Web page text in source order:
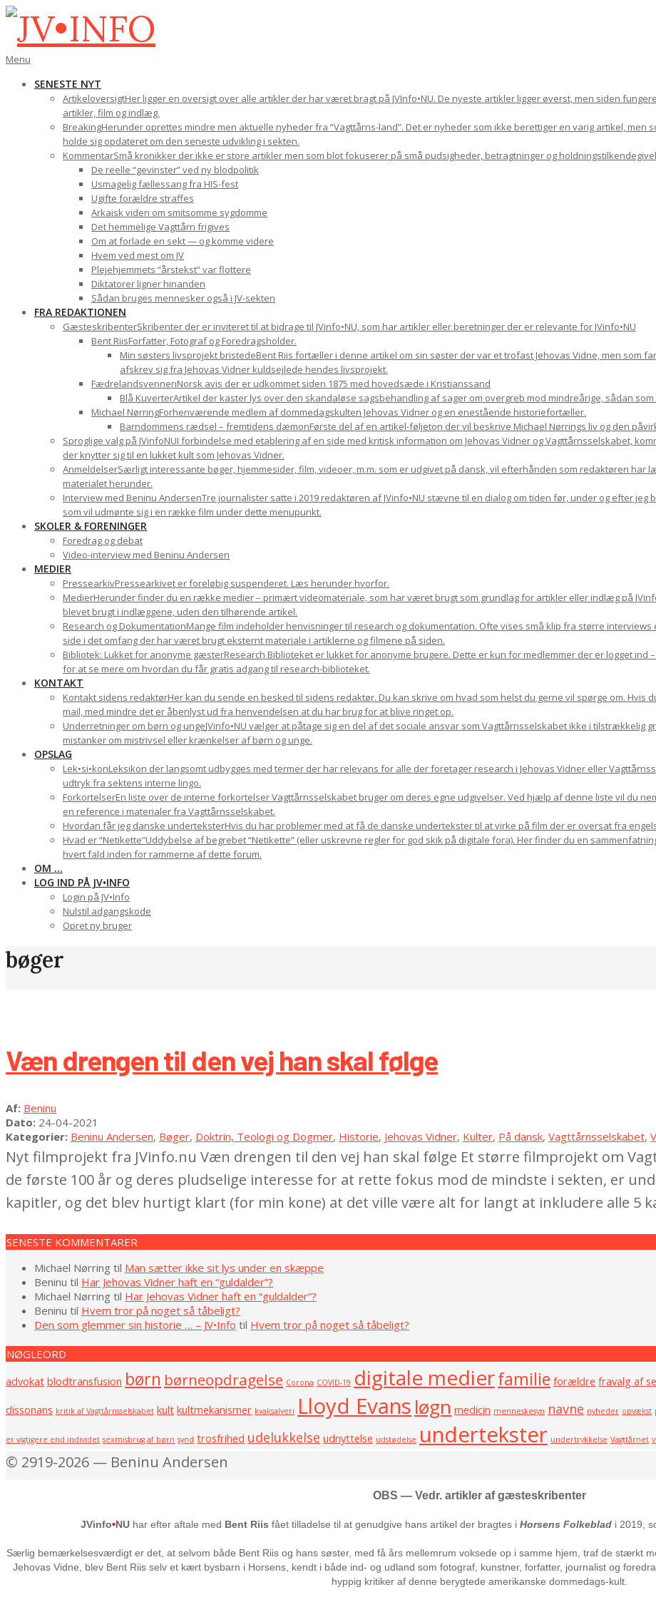
Gå
indhold
JV•INFO
Den
navigations-
Menu
SENESTE NYT
ArtikeloversigtHer ligger en oversigt over alle artikler der har været bragt på JVInfo•NU. De nyeste artikler ligger øverst, men siden
artikler, film og indlæg.
BreakingHerunder oprettes mindre men aktuelle nyheder fra “Vagttårns-land”. Det er nyheder som ikke berettiger en varig artikel,
holde sig opdateret om den seneste udvikling i sekten.
KommentarSmå kronikker der ikke er store artikler men som blot fokuserer på små pudsigheder, betragtninger og
De reelle “gevinster” ved ny blodpolitik
Usmagelig fællessang fra HIS-fest
Ugifte forældre straffes
Arkaisk viden om smitsomme sygdomme
Det hemmelige Vagttårn frigives
Om at forlade en sekt — og komme videre
Hvem ved mest om JV
Plejehjemmets “årstekst” var flottere
Diktatorer ligner hinanden
Sådan bruges mennesker også i JV-sekten
FRA REDAKTIONEN
GæsteskribenterSkribenter der er inviteret til at bidrage til JVinfo•NU, som har artikler eller beretninger der er relevante for JVinfo•NU
Bent RiisForfatter, Fotograf og Foredragsholder.
Min søsters livsprojekt bristedeBent Riis fortæller i denne artikel om sin søster der var et trofast Jehovas Vidne, men som
afskrev sig fra Jehovas Vidner kuldsejlede hendes livsprojekt.
FædrelandsvennenNorsk avis der er udkommet siden 1875 med hovedsæde i Kristianssand
Blå KuverterArtikel der kaster lys over den skandaløse sagsbehandling af sager om overgreb mod mindreårige, sådan
Michael NørringForhenværende medlem af dommedagskulten Jehovas Vidner og en enestående historiefortæller.
Barndommens rædsel – fremtidens dæmonFørste del af en artikel-føljeton der vil beskrive Michael Nørrings liv og den
Sproglige valg på JVinfoNUI forbindelse med etablering af en side med kritisk information om Jehovas Vidner og Vagttårnsselskabet,
der knytter sig til en lukket kult som Jehovas Vidner.
AnmeldelserSærligt interessante bøger, hjemmesider, film, videoer, m.m. som er udgivet på dansk, vil efterhånden som redaktøren
materialet herunder.
Interview med Beninu AndersenTre journalister satte i 2019 redaktøren af JVinfo•NU stævne til en dialog om tiden før, under og efter
som vil udmønte sig i en række film under dette menupunkt.
SKOLER & FORENINGER
Foredrag og debat
Video-interview med Beninu Andersen
MEDIER
PressearkivPressearkivet er foreløbig suspenderet. Læs herunder hvorfor.
MedierHerunder finder du en række medier – primært videomateriale, som har været brugt som grundlag for artikler eller indlæg på
blevet brugt i indlæggene, uden den tilhørende artikel.
Research og DokumentationMange film indeholder henvisninger til research og dokumentation. Ofte vises små klip fra større
side i det omfang der har været brugt eksternt materiale i artiklerne og filmene på siden.
Bibliotek: Lukket for anonyme gæsterResearch Biblioteket er lukket for anonyme brugere. Dette er kun for medlemmer der er logget ind
for at se mere om hvordan du får gratis adgang til research-biblioteket.
KONTAKT
Kontakt sidens redaktørHer kan du sende en besked til sidens redaktør. Du kan skrive om hvad som helst du gerne vil spørge om.
mail, med mindre det er åbenlyst ud fra henvendelsen at du har brug for at blive ringet op.
Underretninger om børn og ungeJVinfo•NU vælger at påtage sig en del af det sociale ansvar som Vagttårnsselskabet ikke i
mistanker om mistrivsel eller krænkelser af børn og unge.
OPSLAG
Lek•si•konLeksikon der langsomt udbygges med termer der har relevans for alle der foretager research i Jehovas Vidner eller
udtryk fra sektens interne lingo.
ForkortelserEn liste over de interne forkortelser Vagttårnsselskabet bruger om deres egne udgivelser. Ved hjælp af denne liste vil du
en reference i materialer fra Vagttårnsselskabet.
Hvordan får jeg danske underteksterHvis du har problemer med at få de danske undertekster til at virke på film der er oversat fra
Hvad er “Netikette”Uddybelse af begrebet “Netikette” (eller uskrevne regler for god skik på digitale fora). Her finder du en
hvert fald inden for rammerne af dette forum.
OM …
LOG IND PÅ JV•INFO
Login på JV•Info
Nulstil adgangskode
Opret ny bruger
bøger
Væn drengen til den vej han skal følge
2021-
04-
24
Af: Beninu
Dato: 24-04-2021
Kategorier: Beninu Andersen, Bøger, Doktrin, Teologi og Dogmer, Historie, Jehovas Vidner, Kulter, På dansk, Vagttårnsselskabet,
Nyt filmprojekt fra JVinfo.nu Væn drengen til den vej han skal følge Et større filmprojekt om
de første 100 år og deres pludselige interesse for at rette fokus mod de mindste i sekten, er
kapitler, og det blev hurtigt klart (for min kone) at det ville være alt for langt at inkludere alle 5
SENESTE KOMMENTARER
Michael Nørring til Man sætter ikke sit lys under en skæppe
Beninu til Har Jehovas Vidner haft en “guldalder”?
Michael Nørring til Har Jehovas Vidner haft en “guldalder”?
Beninu til Hvem tror på noget så tåbeligt?
Den som glemmer sin historie … – JV•Info til Hvem tror på noget så tåbeligt?
NØGLEORD
advokat blodtransfusion børn børneopdragelse Corona COVID-19 digitale medierfamilie forældre fravalg af
dissonans kritik af Vagttårnsselskabet kult kultmekanismer kvaksalveri Lloyd Evansløgn medicin menneskesyn navne nyheder opvækst
er vigtigere end individet sexmisbrug af børn synd trosfrihed udelukkelse udnyttelse udstødelse undertekster undertrykkelse Vagttårnet
© 2919-2026 — Beninu Andersen
OBS — Vedr. artikler af gæsteskribenter
JVinfo•NU har efter aftale med Bent Riis fået tilladelse til at genudgive hans artikel der bragtes i Horsens Folkeblad i 2019,
Særlig bemærkelsesværdigt er det, at selvom både Bent Riis og hans søster, med få års mellemrum voksede op i samme hjem, traf de stærkt
Jehovas Vidne, blev Bent Riis selv et kært bysbarn i Horsens, kendt i både ind- og udland som fotograf, kunstner, forfatter, journalist og
hyppig kritiker af denne berygtede amerikanske dommedags-kult.